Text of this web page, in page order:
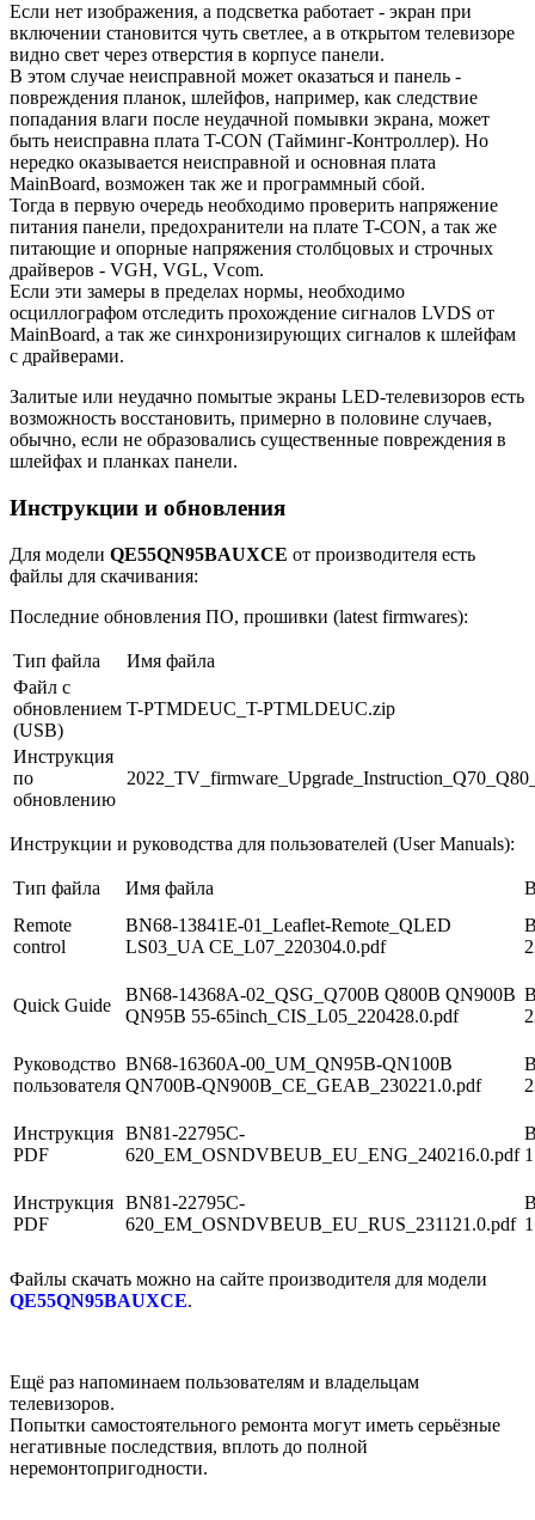
Если нет изображения, а подсветка работает - экран при
включении становится чуть светлее, а в открытом телевизоре
видно свет через отверстия в корпусе панели.
В этом случае неисправной может оказаться и панель -
повреждения планок, шлейфов, например, как следствие
попадания влаги после неудачной помывки экрана, может
быть неисправна плата T-CON (Тайминг-Контроллер). Но
нередко оказывается неисправной и основная плата
MainBoard, возможен так же и программный сбой.
Тогда в первую очередь необходимо проверить напряжение
питания панели, предохранители на плате T-CON, а так же
питающие и опорные напряжения столбцовых и строчных
драйверов - VGH, VGL, Vcom.
Если эти замеры в пределах нормы, необходимо
осциллографом отследить прохождение сигналов LVDS от
MainBoard, а так же синхронизирующих сигналов к шлейфам
с драйверами.
Залитые или неудачно помытые экраны LED-телевизоров есть
возможность восстановить, примерно в половине случаев,
обычно, если не образовались существенные повреждения в
шлейфах и планках панели.
Инструкции и обновления
Для модели QE55QN95BAUXCE от производителя есть
файлы для скачивания:
Последние обновления ПО, прошивки (latest firmwares):
Тип файла
Имя файла
Файл с
обновлением
(USB)
T-PTMDEUC_T-PTMLDEUC.zip
Инструкция
по
обновлению
Инструкции и руководства для пользователей (User Manuals):
Тип файла Имя файла
Remote
control
BN68-13841E-01_Leaflet-Remote_QLED
LS03_UA CE_L07_220304.0.pdf
Quick Guide
BN68-14368A-02_QSG_Q700B Q800B QN900B
QN95B 55-65inch_CIS_L05_220428.0.pdf
Руководство
пользователя
BN68-16360A-00_UM_QN95B-QN100B
QN700B-QN900B_CE_GEAB_230221.0.pdf
Инструкция
PDF
BN81-22795C-
620_EM_OSNDVBEUB_EU_ENG_240216.0.pdf
Инструкция
PDF
BN81-22795C-
620_EM_OSNDVBEUB_EU_RUS_231121.0.pdf
Файлы скачать можно на сайте производителя для модели
QE55QN95BAUXCE.
Ещё раз напоминаем пользователям и владельцам
телевизоров.
Попытки самостоятельного ремонта могут иметь серьёзные
негативные последствия, вплоть до полной
неремонтопригодности.